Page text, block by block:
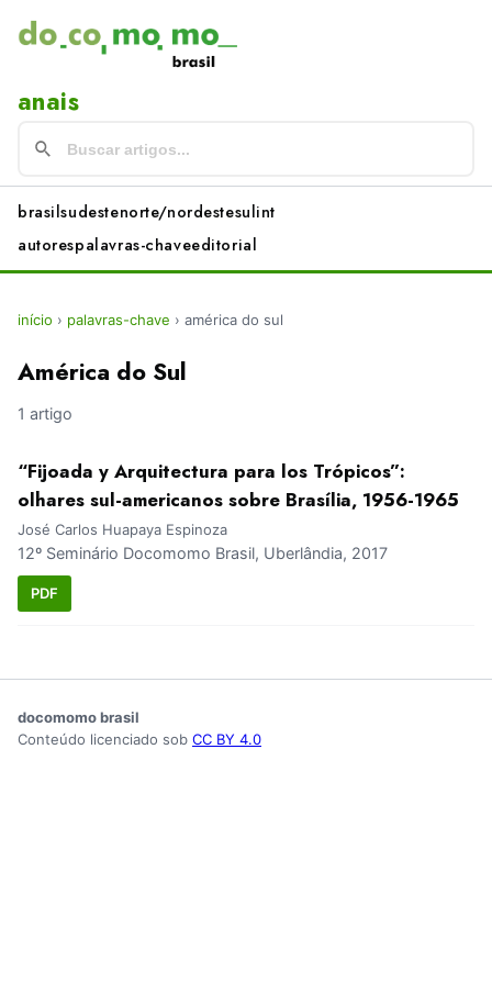
anais
brasilsudestenorte/nordestesulint
autorespalavras-chaveeditorial
início › palavras-chave › américa do sul
América do Sul
1 artigo
“Fijoada y Arquitectura para los Trópicos”:
olhares sul-americanos sobre Brasília, 1956-1965
José Carlos Huapaya Espinoza
12º Seminário Docomomo Brasil, Uberlândia, 2017
PDF
docomomo brasil
Conteúdo licenciado sob CC BY 4.0